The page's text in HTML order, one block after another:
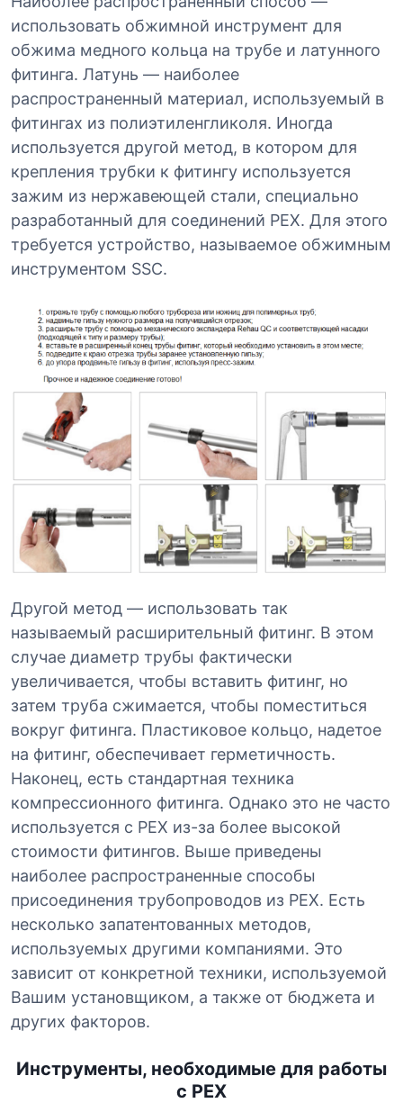
использовать обжимной инструмент для
обжима медного кольца на трубе и латунного
фитинга. Латунь — наиболее
распространенный материал, используемый в
фитингах из полиэтиленгликоля. Иногда
используется другой метод, в котором для
крепления трубки к фитингу используется
зажим из нержавеющей стали, специально
разработанный для соединений PEX. Для этого
требуется устройство, называемое обжимным
инструментом SSC.
Другой метод — использовать так
называемый расширительный фитинг. В этом
случае диаметр трубы фактически
увеличивается, чтобы вставить фитинг, но
затем труба сжимается, чтобы поместиться
вокруг фитинга. Пластиковое кольцо, надетое
на фитинг, обеспечивает герметичность.
Наконец, есть стандартная техника
компрессионного фитинга. Однако это не часто
используется с PEX из-за более высокой
стоимости фитингов. Выше приведены
наиболее распространенные способы
присоединения трубопроводов из PEX. Есть
несколько запатентованных методов,
используемых другими компаниями. Это
зависит от конкретной техники, используемой
Вашим установщиком, а также от бюджета и
других факторов.
Инструменты, необходимые для работы
с PEX